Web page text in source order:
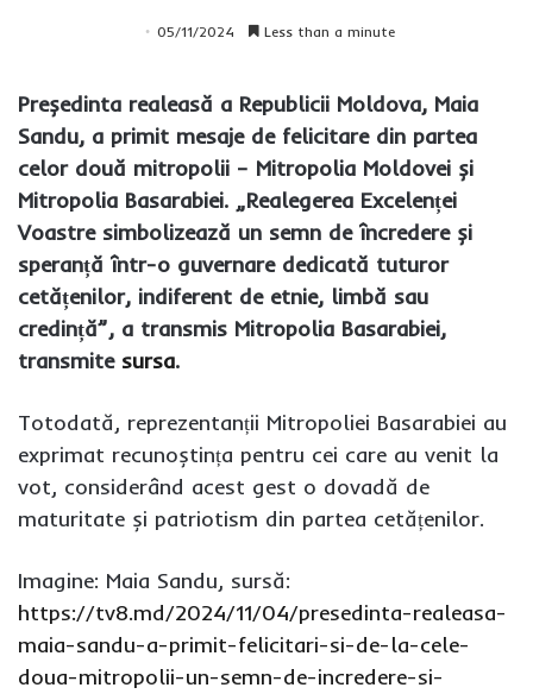
05/11/2024 Less than a minute
Președinta realeasă a Republicii Moldova, Maia
Sandu, a primit mesaje de felicitare din partea
celor două mitropolii – Mitropolia Moldovei și
Mitropolia Basarabiei. „Realegerea Excelenței
Voastre simbolizează un semn de încredere și
speranță într-o guvernare dedicată tuturor
cetățenilor, indiferent de etnie, limbă sau
credință”, a transmis Mitropolia Basarabiei,
transmite sursa.
Totodată, reprezentanții Mitropoliei Basarabiei au
exprimat recunoștința pentru cei care au venit la
vot, considerând acest gest o dovadă de
maturitate și patriotism din partea cetățenilor.
Imagine: Maia Sandu, sursă:
https://tv8.md/2024/11/04/presedinta-realeasa-
maia-sandu-a-primit-felicitari-si-de-la-cele-
doua-mitropolii-un-semn-de-incredere-si-